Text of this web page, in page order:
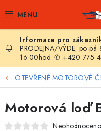
na
E-SHOP
AKČNÍ SLEVY
PRODEJNA/VÝDEJ po-
16:00hod. ✆ +420 775
OTEVŘENÉ MOTOROVÉ
Motorová loď
Neohodnoceno